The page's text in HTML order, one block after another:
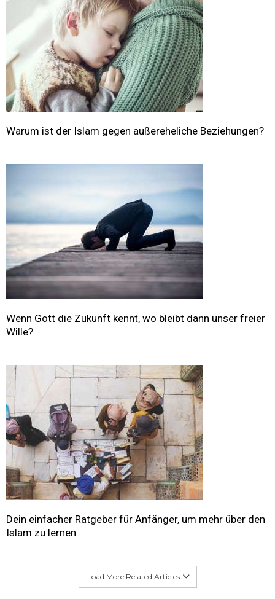
Warum ist der Islam gegen außereheliche Beziehungen?
Wenn Gott die Zukunft kennt, wo bleibt dann unser freier
Wille?
Dein einfacher Ratgeber für Anfänger, um mehr über den
Islam zu lernen
Load More Related Articles